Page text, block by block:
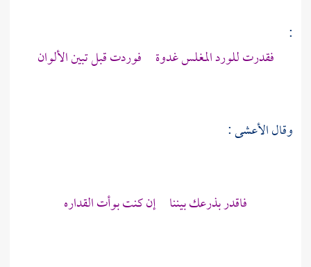
:
فقدرت للورد المغلس غدوة فوردت قبل تبين الألوان
وقالالأعشى:
فاقدر بذرعك بيننا إن كنت بوأت القداره